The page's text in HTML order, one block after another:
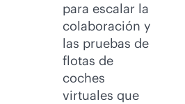
para escalar la
colaboración y
las pruebas de
flotas de
coches
virtuales que